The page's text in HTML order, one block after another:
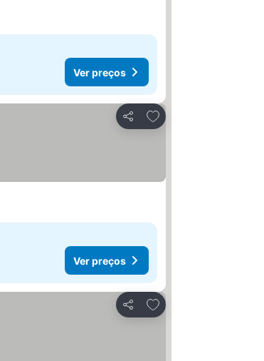
Ver preços
Partilhar
Adicionar aos favoritos
Ver preços
Partilhar
Adicionar aos favoritos